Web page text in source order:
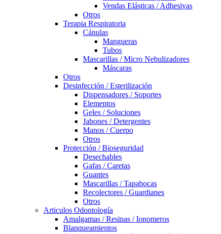
Vendas Elásticas / Adhesivas
Otros
Terapia Respiratoria
Cánulas
Mangueras
Tubos
Mascarillas / Micro Nebulizadores
Máscaras
Otros
Desinfección / Esterilización
Dispensadores / Soportes
Elementos
Geles / Soluciones
Jabones / Detergentes
Manos / Cuerpo
Otros
Protección / Bioseguridad
Desechables
Gafas / Caretas
Guantes
Mascarillas / Tapabocas
Recolectores / Guardianes
Otros
Articulos Odontología
Amalgamas / Resinas / Ionomeros
Blanqueamientos